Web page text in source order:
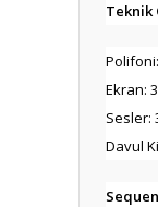
Teknik
Ekran:
Sesler:
Davul